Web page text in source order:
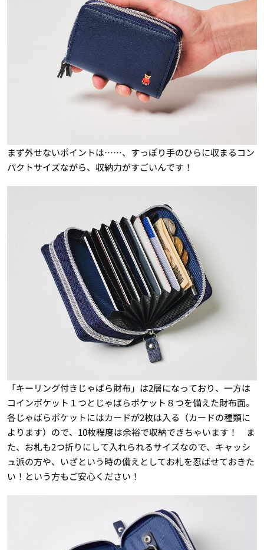
まず外せないポイントは……、すっぽり手のひらに収まるコン
パクトサイズながら、収納力がすごいんです！
「キーリング付きじゃばら財布」は2層になっており、一方は
コインポケット１つとじゃばらポケット８つを備えた財布面。
各じゃばらポケットにはカードが2枚は入る（カードの種類に
よります）ので、10枚程度は余裕で収納できちゃいます！ ま
た、お札も2つ折りにして入れられるサイズなので、キャッシ
ュ派の方や、いざという時の備えとしてお札を忍ばせておきた
い！という方もご安心ください！